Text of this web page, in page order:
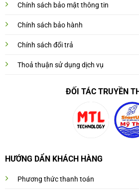
Chính sách bảo mật thông tin
Chính sách bảo hành
Chính sách đổi trả
Thoả thuận sử dụng dịch vụ
ĐỐI TÁC TRUYỀN
HƯỚNG DẨN KHÁCH HÀNG
Phương thức thanh toán